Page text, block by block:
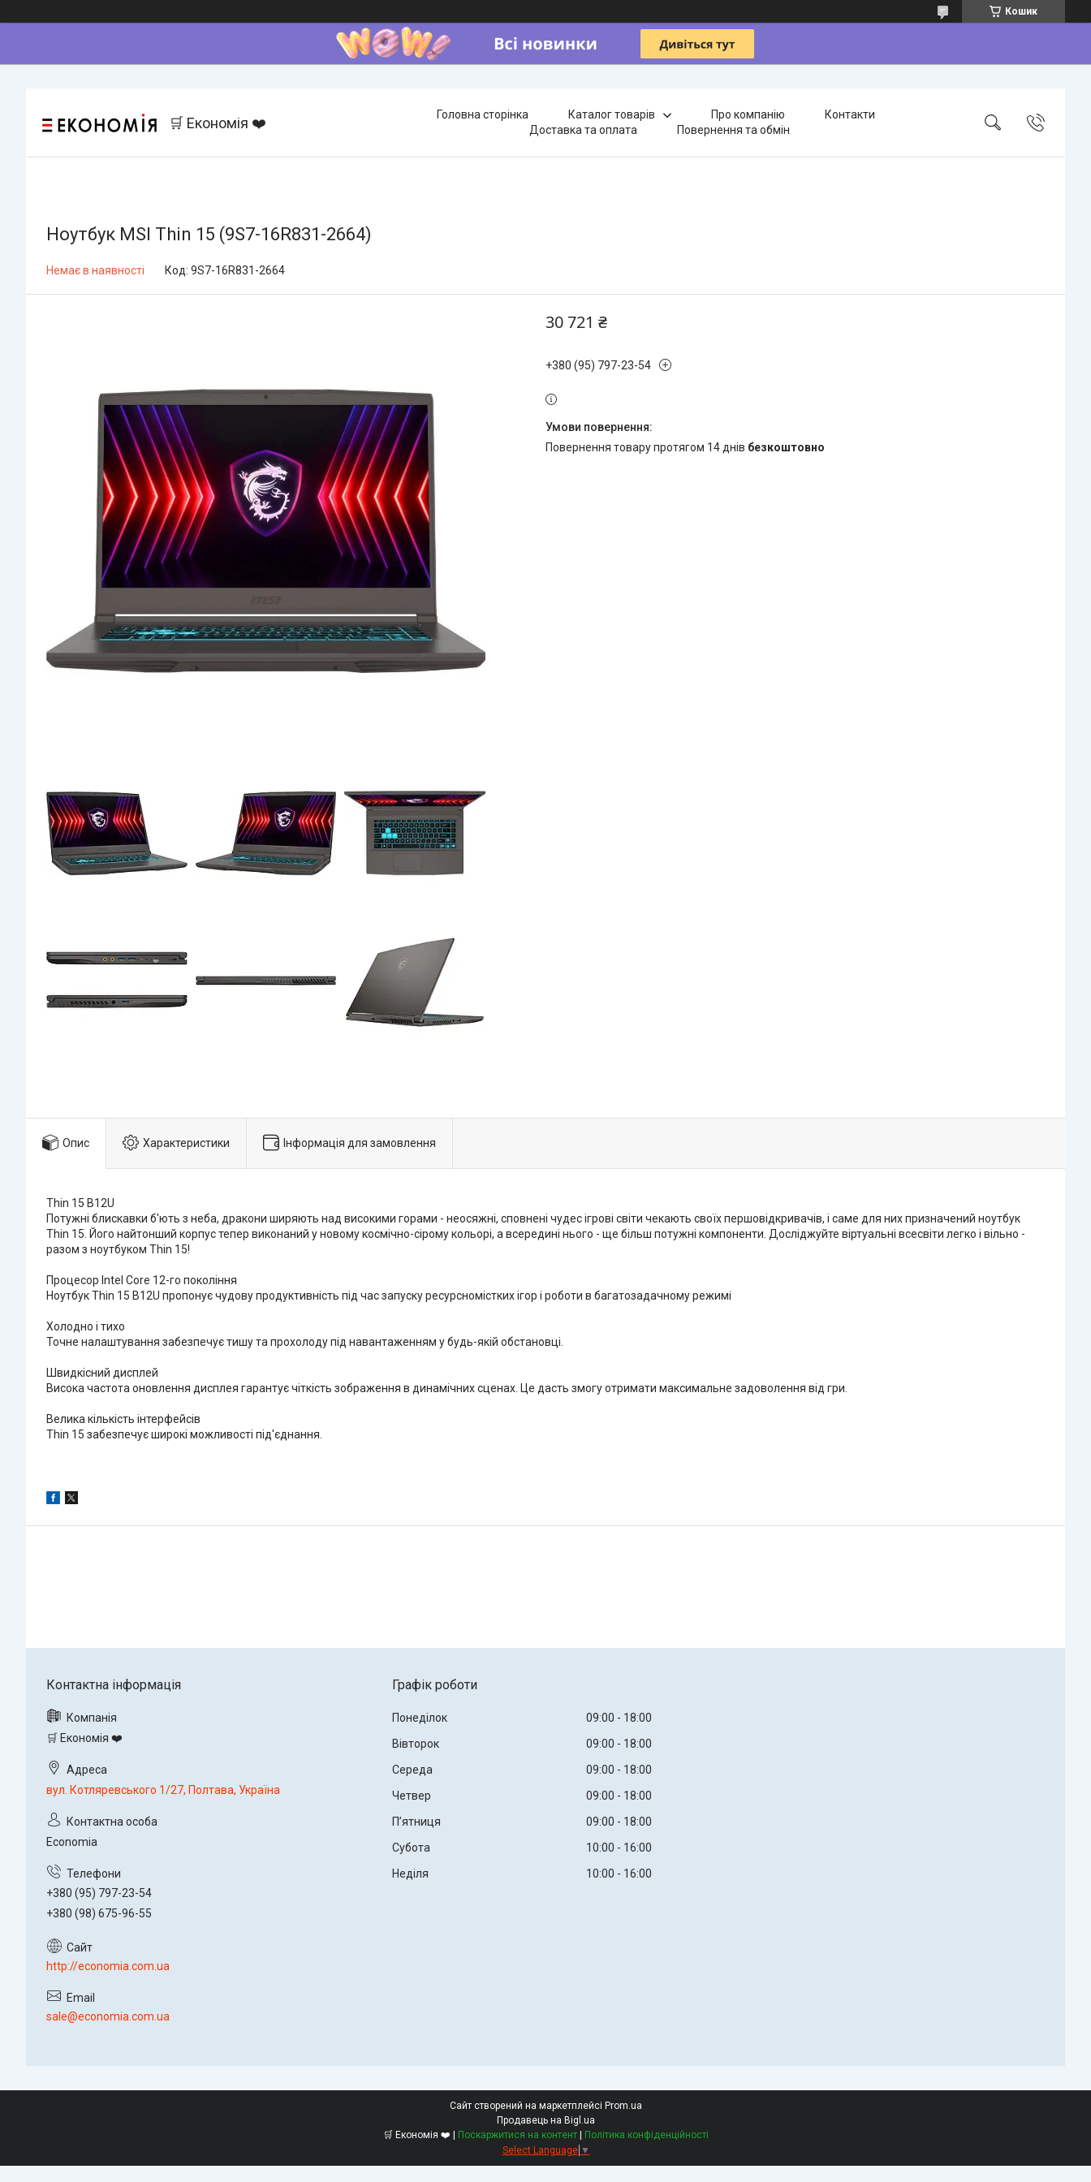
Кошик
🛒 Економія ❤️ Головна сторінка Каталог товарів Про компанію
Контакти
Доставка та оплата
Повернення та обмін
Ноутбук MSI Thin 15 (9S7-16R831-2664)
Немає в наявності Код: 9S7-16R831-2664
30 721 ₴
+380 (95) 797-23-54
повернення товару протягом 14 днів безкоштовно
Опис Характеристики Інформація для замовлення
Thin 15 B12U
Потужні блискавки б'ють з неба, дракони ширяють над високими горами - неосяжні, сповнені чудес ігрові світи чекають своїх першовідкривачів, і саме для них призначений ноутбук
Thin 15. Його найтонший корпус тепер виконаний у новому космічно-сірому кольорі, а всередині нього - ще більш потужні компоненти. Досліджуйте віртуальні всесвіти легко і вільно -
разом з ноутбуком Thin 15!
Процесор Intel Core 12-го покоління
Ноутбук Thin 15 B12U пропонує чудову продуктивність під час запуску ресурсномістких ігор і роботи в багатозадачному режимі
Холодно і тихо
Точне налаштування забезпечує тишу та прохолоду під навантаженням у будь-якій обстановці.
Швидкісний дисплей
Висока частота оновлення дисплея гарантує чіткість зображення в динамічних сценах. Це дасть змогу отримати максимальне задоволення від гри.
Велика кількість інтерфейсів
Thin 15 забезпечує широкі можливості під'єднання.
🛒 Економія ❤️
вул. Котляревського 1/27, Полтава, Україна
Economia
+380 (95) 797-23-54
+380 (98) 675-96-55
http://economia.com.ua
sale@economia.com.ua
Графік роботи
Понеділок 09:00
18:00
Вівторок
09:00
18:00
Середа
09:00
18:00
Четвер
09:00
18:00
Пʼятниця
09:00
18:00
Субота
10:00
16:00
Неділя
10:00 16:00
Сайт створений на маркетплейсі Prom.ua
Продавець на Bigl.ua
Поскаржитися на контент
Політика конфіденційності
Select Language ▼